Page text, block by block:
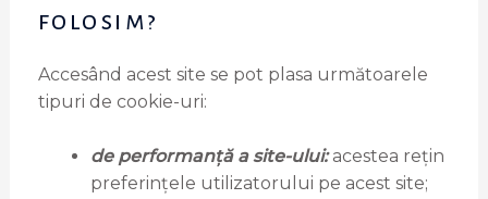
folosim?
Accesând acest site se pot plasa următoarele
tipuri de cookie-uri:
de performanță a site-ului:acestea rețin
preferințele utilizatorului pe acest site;